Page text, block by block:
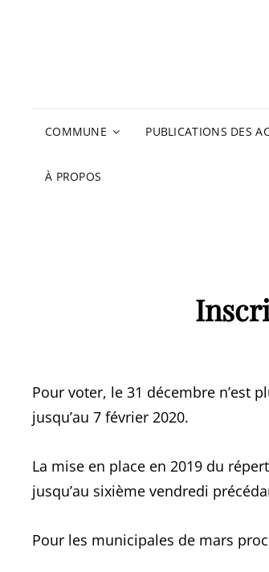
COMMUNE PUBLICATIONS DES
À PROPOS
Pour voter, le 31 décembre n’est
jusqu’au 7 février 2020.
La mise en place en 2019 du
jusqu’au sixième vendredi
Pour les municipales de mars